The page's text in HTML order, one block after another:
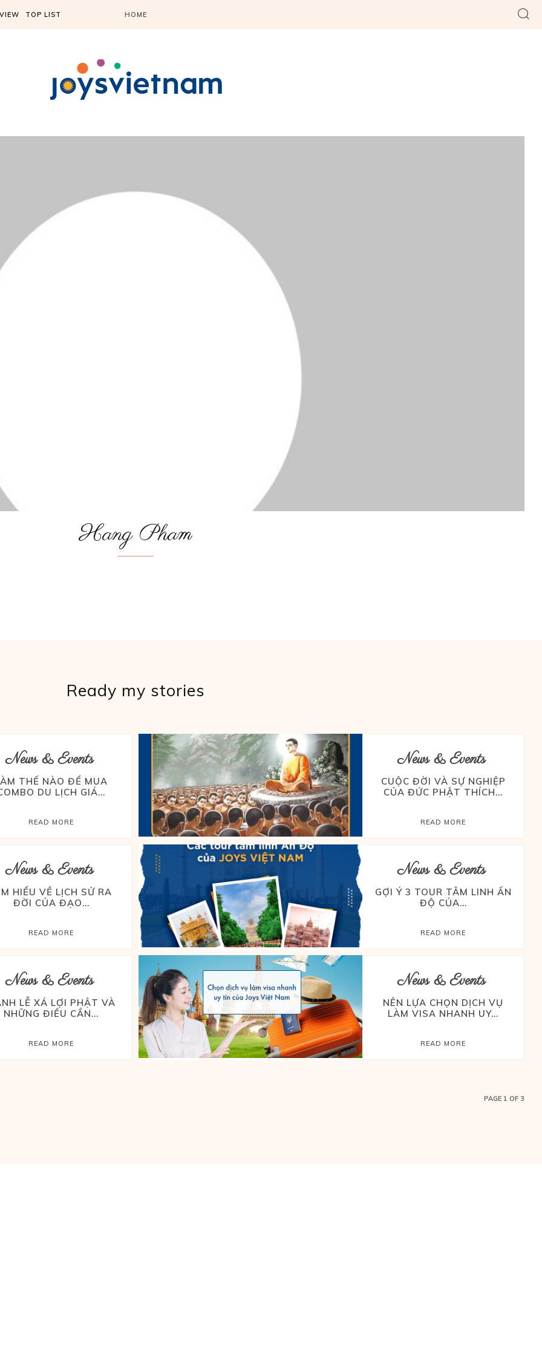
TOP LIST HOME
Hang Pham
Ready my stories
News & Events
THẾ NÀO ĐỂ MUA
DU LỊCH GIÁ...
READ MORE
News & Events
CUỘC ĐỜI VÀ SỰ NGHIỆP
CỦA ĐỨC PHẬT THÍCH...
READ MORE
News & Events
HIỂU VỀ LỊCH SỬ RA
ĐỜI CỦA ĐẠO...
READ MORE
News & Events
GỢI Ý 3 TOUR TÂM LINH ẤN
ĐỘ CỦA...
READ MORE
News & Events
LỄ XÁ LỢI PHẬT VÀ
NHỮNG ĐIỀU CẦN...
READ MORE
News & Events
NÊN LỰA CHỌN DỊCH VỤ
LÀM VISA NHANH UY...
READ MORE
PAGE 1 OF 3